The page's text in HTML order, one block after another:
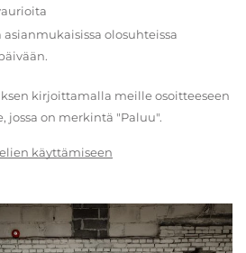
asianmukaisissa olosuhteissa
kirjoittamalla meille osoitteeseen
jossa on merkintä "Paluu".
käyttämiseen